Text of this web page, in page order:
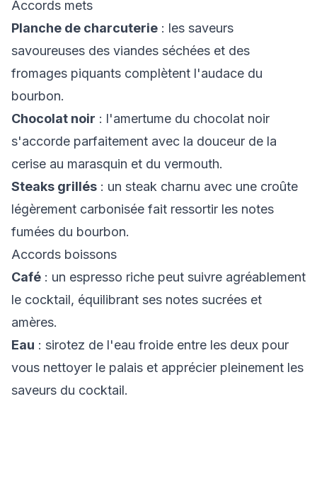
Accords mets
Planche de charcuterie : les saveurs
savoureuses des viandes séchées et des
fromages piquants complètent l'audace du
bourbon.
Chocolat noir : l'amertume du chocolat noir
s'accorde parfaitement avec la douceur de la
cerise au marasquin et du vermouth.
Steaks grillés : un steak charnu avec une croûte
légèrement carbonisée fait ressortir les notes
fumées du bourbon.
Accords boissons
Café : un espresso riche peut suivre agréablement
le cocktail, équilibrant ses notes sucrées et
amères.
Eau : sirotez de l'eau froide entre les deux pour
vous nettoyer le palais et apprécier pleinement les
saveurs du cocktail.